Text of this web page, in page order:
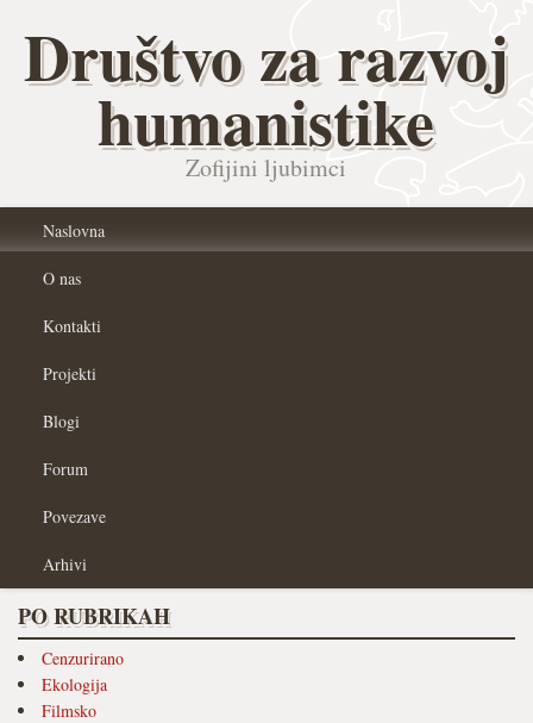
Društvo za razvoj
humanistike
Zofijini ljubimci
Naslovna
O nas
Kontakti
Projekti
Blogi
Forum
Povezave
Arhivi
PO RUBRIKAH
Cenzurirano
Ekologija
Filmsko